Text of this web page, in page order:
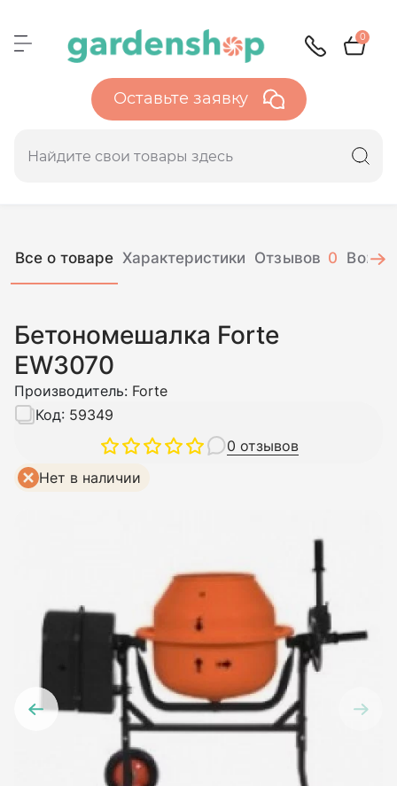
0
Оставьте заявку
Все о товаре Характеристики Отзывов 0
Бетономешалка Forte
EW3070
Производитель: Forte
0 отзывов
Код: 59349
Нет в наличии